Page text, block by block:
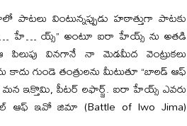
వింటున్నప్పుడు హఠాత్తుగా పాటకు
హే… య్స్” అంటూ ఐరా హేయ్స్ ను అతడి
పిలుపు వినగానే నా మెడమీద వెంట్రుకలు
గుండె తంత్రులను మీటుతూ “బాలడ్ ఆఫ్
ఇక్తొమి, పీటర్ లఫార్జ్. ఐరా హేయ్స్ ఎవరు
ఆఫ్ ఇవో జిమా (Battle of Iwo Jima)